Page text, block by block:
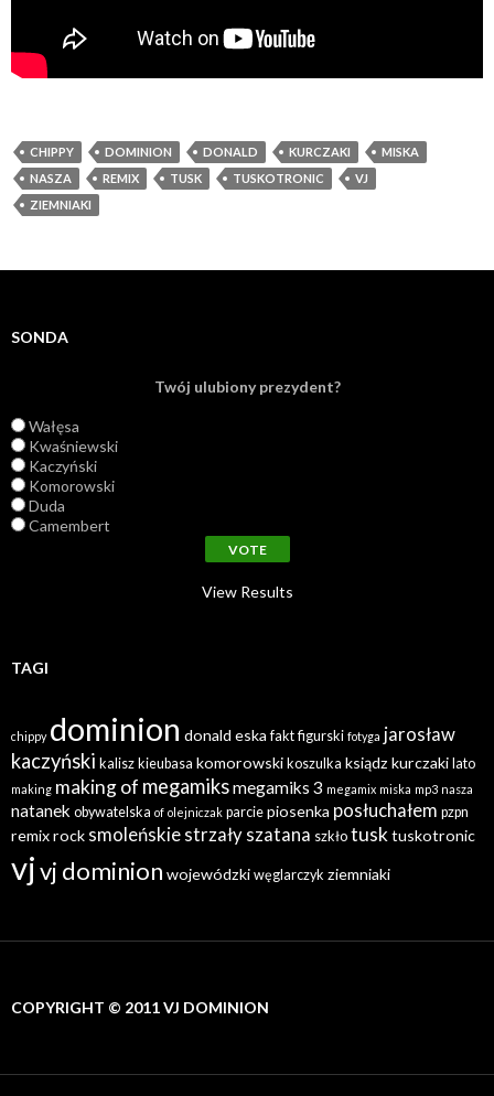
CHIPPY DOMINION DONALD KURCZAKI
MISKA
NASZA
REMIX TUSK TUSKOTRONIC
VJ
ZIEMNIAKI
SONDA
Twój ulubiony prezydent?
Wałęsa
Kwaśniewski
Kaczyński
Komorowski
Duda
Camembert
View Results
TAGI
chippy dominion donald eska fakt figurski fotyga jarosław
kaczyński kalisz kieubasa komorowski koszulka ksiądz kurczaki lato
making making of megamiksmegamiks 3 megamix miska mp3 nasza
natanek obywatelska of olejniczak parcie piosenka posłuchałem pzpn
remixrock smoleńskie strzały szatana szkło tusk tuskotronic
vjvj dominion wojewódzki węglarczyk ziemniaki
COPYRIGHT © 2011 VJ DOMINION